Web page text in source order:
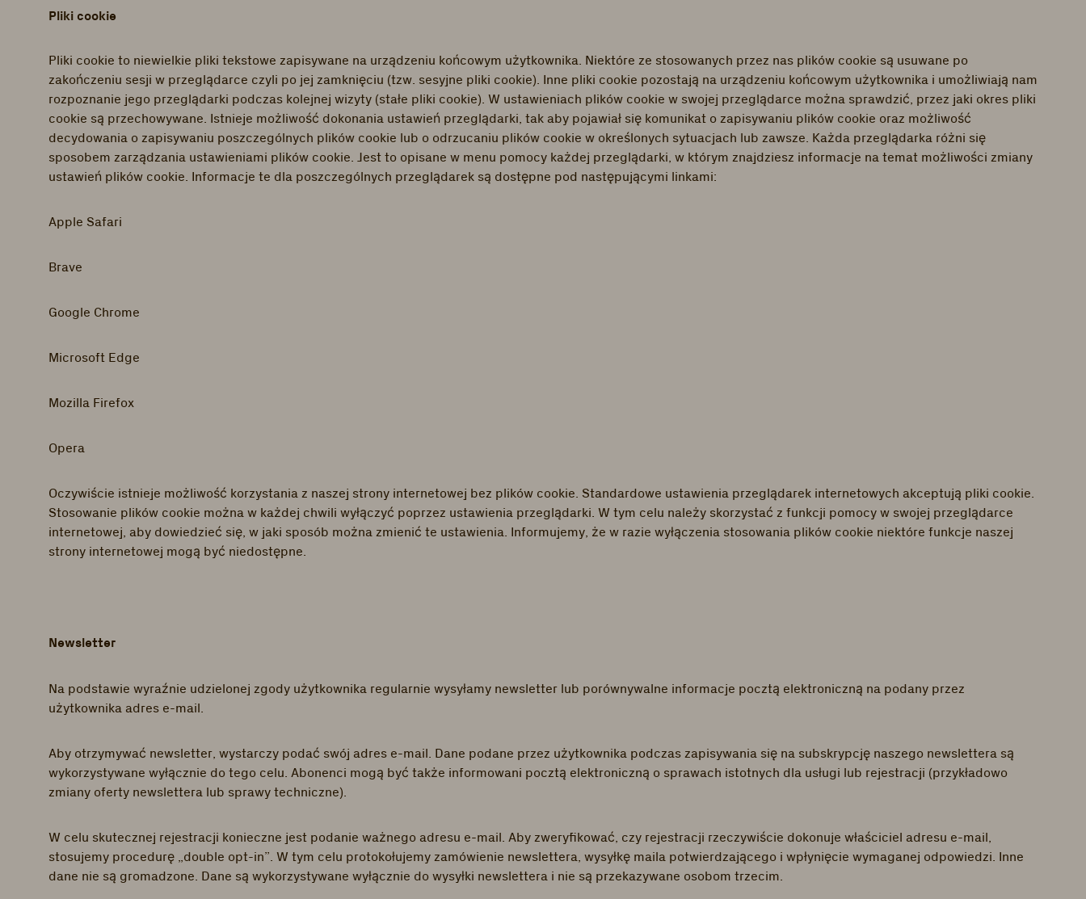
Pliki cookie
Pliki cookie to niewielkie pliki tekstowe zapisywane na urządzeniu końcowym użytkownika. Niektóre ze stosowanych przez nas plików cookie są usuwane po
zakończeniu sesji w przeglądarce czyli po jej zamknięciu (tzw. sesyjne pliki cookie). Inne pliki cookie pozostają na urządzeniu końcowym użytkownika i umożliwiają nam
rozpoznanie jego przeglądarki podczas kolejnej wizyty (stałe pliki cookie). W ustawieniach plików cookie w swojej przeglądarce można sprawdzić, przez jaki okres pliki
cookie są przechowywane. Istnieje możliwość dokonania ustawień przeglądarki, tak aby pojawiał się komunikat o zapisywaniu plików cookie oraz możliwość
decydowania o zapisywaniu poszczególnych plików cookie lub o odrzucaniu plików cookie w określonych sytuacjach lub zawsze. Każda przeglądarka różni się
sposobem zarządzania ustawieniami plików cookie. Jest to opisane w menu pomocy każdej przeglądarki, w którym znajdziesz informacje na temat możliwości zmiany
ustawień plików cookie. Informacje te dla poszczególnych przeglądarek są dostępne pod następującymi linkami:
Apple Safari
Brave
Google Chrome
Microsoft Edge
Mozilla Firefox
Opera
Oczywiście istnieje możliwość korzystania z naszej strony internetowej bez plików cookie. Standardowe ustawienia przeglądarek internetowych akceptują pliki cookie.
Stosowanie plików cookie można w każdej chwili wyłączyć poprzez ustawienia przeglądarki. W tym celu należy skorzystać z funkcji pomocy w swojej przeglądarce
internetowej, aby dowiedzieć się, w jaki sposób można zmienić te ustawienia. Informujemy, że w razie wyłączenia stosowania plików cookie niektóre funkcje naszej
strony internetowej mogą być niedostępne.
Newsletter
Na podstawie wyraźnie udzielonej zgody użytkownika regularnie wysyłamy newsletter lub porównywalne informacje pocztą elektroniczną na podany przez
użytkownika adres e-mail.
Aby otrzymywać newsletter, wystarczy podać swój adres e-mail. Dane podane przez użytkownika podczas zapisywania się na subskrypcję naszego newslettera są
wykorzystywane wyłącznie do tego celu. Abonenci mogą być także informowani pocztą elektroniczną o sprawach istotnych dla usługi lub rejestracji (przykładowo
zmiany oferty newslettera lub sprawy techniczne).
W celu skutecznej rejestracji konieczne jest podanie ważnego adresu e-mail. Aby zweryfikować, czy rejestracji rzeczywiście dokonuje właściciel adresu e-mail,
stosujemy procedurę „double opt-in”. W tym celu protokołujemy zamówienie newslettera, wysyłkę maila potwierdzającego i wpłynięcie wymaganej odpowiedzi. Inne
dane nie są gromadzone. Dane są wykorzystywane wyłącznie do wysyłki newslettera i nie są przekazywane osobom trzecim.